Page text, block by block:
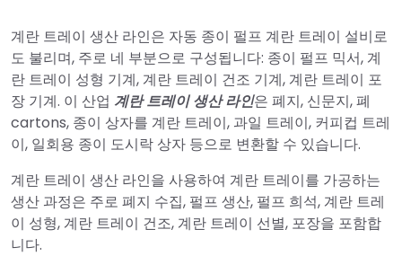
계란 트레이 생산 라인은 자동 종이 펄프 계란 트레이 설비로
도 불리며, 주로 네 부분으로 구성됩니다: 종이 펄프 믹서, 계
란 트레이 성형 기계, 계란 트레이 건조 기계, 계란 트레이 포
장 기계. 이 산업 계란 트레이 생산 라인은 폐지, 신문지, 폐
cartons, 종이 상자를 계란 트레이, 과일 트레이, 커피컵 트레
이, 일회용 종이 도시락 상자 등으로 변환할 수 있습니다.
계란 트레이 생산 라인을 사용하여 계란 트레이를 가공하는
생산 과정은 주로 폐지 수집, 펄프 생산, 펄프 희석, 계란 트레
이 성형, 계란 트레이 건조, 계란 트레이 선별, 포장을 포함합
니다.